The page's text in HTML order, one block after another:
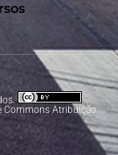
Commons Atribuição